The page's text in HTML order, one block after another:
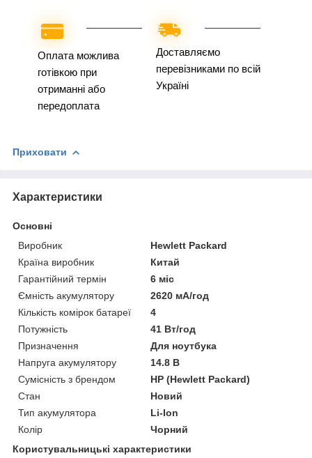
Оплата можлива
готівкою при
отриманні або
передоплата
Доставляємо
перевізниками по всій
Україні
Приховати
Характеристики
Основні
Виробник
Hewlett Packard
Країна виробник
Китай
Гарантійний термін
6 міс
Ємність акумулятору
2620 мА/год
Кількість комірок батареї
4
Потужність
41 Вт/год
Призначення
Для ноутбука
Напруга акумулятору
14.8 В
Сумісність з брендом
HP (Hewlett Packard)
Стан
Новий
Тип акумулятора
Li-Ion
Колір
Чорний
Користувальницькі характеристики